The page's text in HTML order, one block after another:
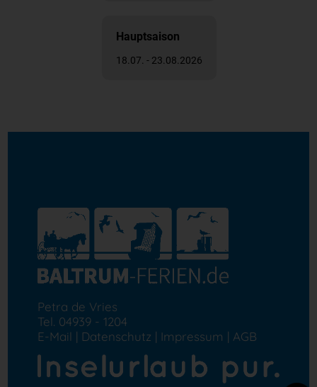
Petra de Vries
Tel. 04939 - 1204
E-Mail | Datenschutz | Impressum | AGB